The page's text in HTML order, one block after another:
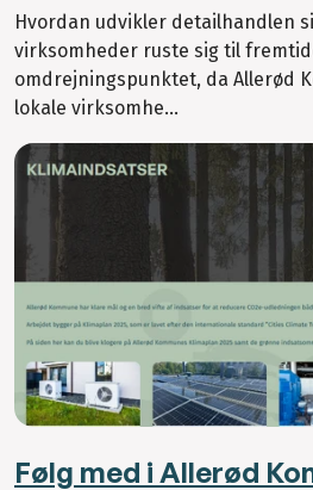
Hvordan udvikler detailhandlen
virksomheder ruste sig til
omdrejningspunktet, da Allerød
lokale virksomhe...
Følg med i Allerød